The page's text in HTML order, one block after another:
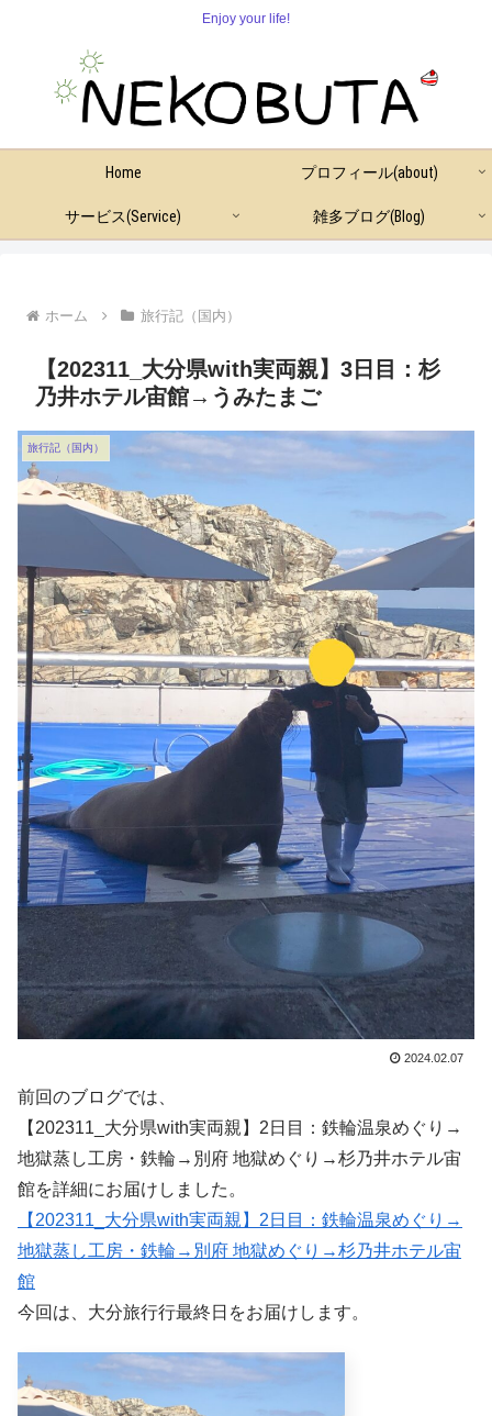
Enjoy your life!
Home プロフィール(about)
サービス(Service) 雑多ブログ(Blog)
ホーム 旅行記（国内）
【202311_大分県with実両親】3日目：杉
乃井ホテル宙館→うみたまご
旅行記（国内）
2024.02.07
前回のブログでは、
【202311_大分県with実両親】2日目：鉄輪温泉めぐり→
地獄蒸し工房・鉄輪→別府 地獄めぐり→杉乃井ホテル宙
館を詳細にお届けしました。
【202311_大分県with実両親】2日目：鉄輪温泉めぐり→
地獄蒸し工房・鉄輪→別府 地獄めぐり→杉乃井ホテル宙
館
今回は、大分旅行行最終日をお届けします。